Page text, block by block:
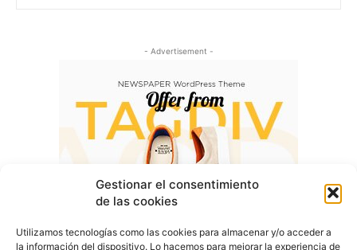
Gestionar el consentimiento
de las cookies
Utilizamos tecnologías como las cookies para almacenar y/o acceder a
la información del dispositivo. Lo hacemos para mejorar la experiencia de
- Advertisement -